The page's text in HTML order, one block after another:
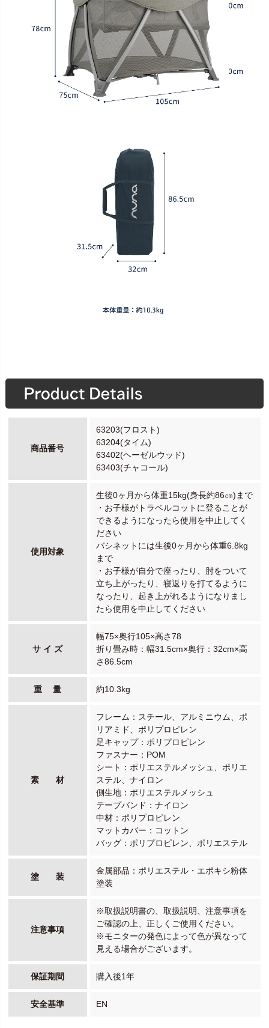
商品番号
63203(フロスト)
63204(タイム)
63402(ヘーゼルウッド)
63403(チャコール)
使用対象
生後0ヶ月から体重15kg(身長約86㎝)まで
・お子様がトラベルコットに登ることが
できるようになったら使用を中止してく
ださい
バシネットには生後0ヶ月から体重6.8kg
まで
・お子様が自分で座ったり、肘をついて
立ち上がったり、寝返りを打てるように
なったり、起き上がれるようになりまし
たら使用を中止してください
サ イ ズ
幅75×奥行105×高さ78
折り畳み時：幅31.5cm×奥行：32cm×高
さ86.5cm
重 量 約10.3kg
素 材
フレーム：スチール、アルミニウム、ポ
リアミド、ポリプロピレン
足キャップ：ポリプロピレン
ファスナー：POM
シート：ポリエステルメッシュ、ポリエ
ステル、ナイロン
側生地：ポリエステルメッシュ
テープバンド：ナイロン
中材：ポリプロピレン
マットカバー：コットン
バッグ：ポリプロピレン、ポリエステル
塗 装
金属部品：ポリエステル・エポキシ粉体
塗装
注意事項
※取扱説明書の、取扱説明、注意事項を
ご確認の上、正しくご使用ください。
※モニターの発色によって色が異なって
見える場合がございます。
保証期間 購入後1年
安全基準 EN